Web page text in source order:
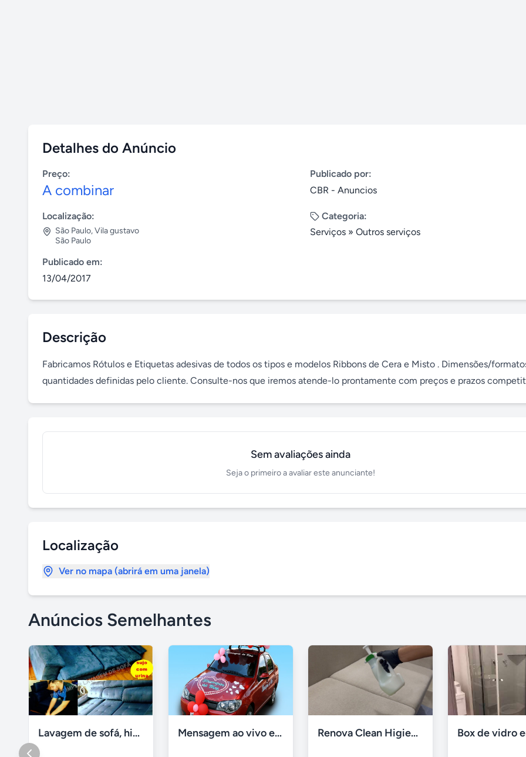
Detalhes do Anúncio
Preço:
A combinar
Publicado por:
CBR - Anuncios
Localização:
São Paulo,Vila gustavo
São Paulo
Categoria:
Serviços » Outros serviços
Publicado em:
13/04/2017
Descrição
Fabricamos Rótulos e Etiquetas adesivas de todos os tipos e modelos Ribbons de Cera e Misto . Dimensões/
quantidades definidas pelo cliente. Consulte-nos que iremos atende-lo prontamente com preços e prazos
Sem avaliações ainda
Seja o primeiro a avaliar este anunciante!
Localização
Ver no mapa (abrirá em uma janela)
Anúncios Semelhantes
Lavagem de sofá, higienização sofá, Impermeabilização Mensagem ao vivo em carro de som Renova Clean Higienização Premium de Estofados